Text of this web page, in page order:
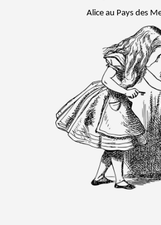
Alice au Pays des